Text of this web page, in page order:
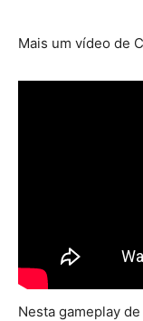
Mais um vídeo de
Nesta gameplay